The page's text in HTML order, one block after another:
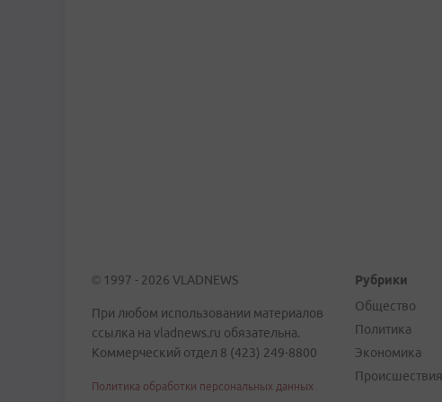
© 1997 - 2026 VLADNEWS
При любом использовании материалов
ссылка на vladnews.ru обязательна.
Коммерческий отдел 8 (423) 249-8800
Политика обработки персональных данных
Рубрики
Общество
Политика
Экономика
Происшествия